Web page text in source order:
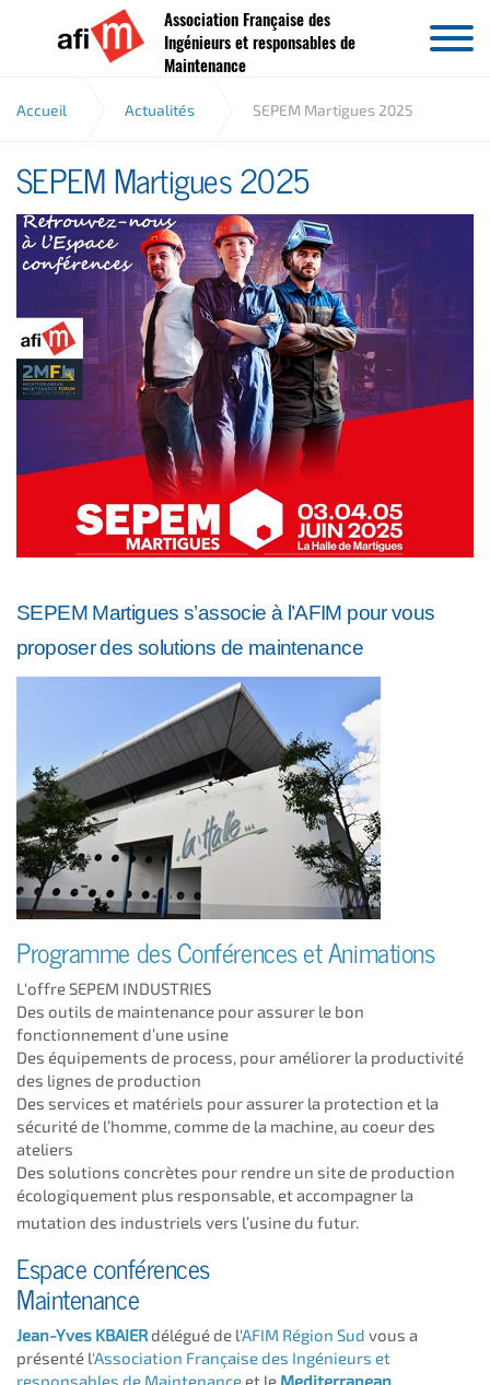
Aller au contenu
Association Française des
Ingénieurs et responsables de
Maintenance
Accueil Actualités SEPEM Martigues 2025
SEPEM Martigues 2025
SEPEM Martigues s’associe à l’AFIM pour vous
proposer des solutions de maintenance
Programme des Conférences et Animations
L'offre SEPEM INDUSTRIES
Des outils de maintenance pour assurer le bon
fonctionnement d’une usine
Des équipements de process, pour améliorer la productivité
des lignes de production
Des services et matériels pour assurer la protection et la
sécurité de l’homme, comme de la machine, au coeur des
ateliers
Des solutions concrètes pour rendre un site de production
écologiquement plus responsable, et accompagner la
mutation des industriels vers l’usine du futur.
Espace conférences
Maintenance
Jean-Yves KBAIERdélégué de l'AFIM Région Sud vous a
présenté l'Association Française des Ingénieurs et
responsables de Maintenanceet le Mediterranean